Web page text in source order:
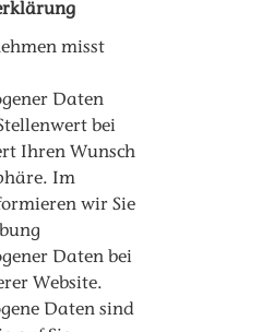
misst
Daten
bei
Ihren Wunsch
Im
wir Sie
Daten bei
Website.
Daten sind